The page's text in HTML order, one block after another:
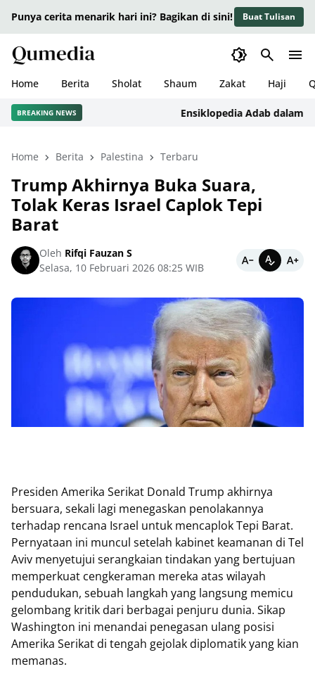
Punya cerita menarik hari ini? Bagikan di sini! Buat Tulisan
Home Berita Sholat Shaum Zakat Haji
BREAKING NEWS Ensiklopedia Adab dalam
Home Berita Palestina Terbaru
Trump Akhirnya Buka Suara,
Tolak Keras Israel Caplok Tepi
Barat
Oleh Rifqi Fauzan S
Selasa, 10 Februari 2026 08:25 WIB
Presiden Amerika Serikat Donald Trump akhirnya
bersuara, sekali lagi menegaskan penolakannya
terhadap rencana Israel untuk mencaplok Tepi Barat.
Pernyataan ini muncul setelah kabinet keamanan di Tel
Aviv menyetujui serangkaian tindakan yang bertujuan
memperkuat cengkeraman mereka atas wilayah
pendudukan, sebuah langkah yang langsung memicu
gelombang kritik dari berbagai penjuru dunia. Sikap
Washington ini menandai penegasan ulang posisi
Amerika Serikat di tengah gejolak diplomatik yang kian
memanas.